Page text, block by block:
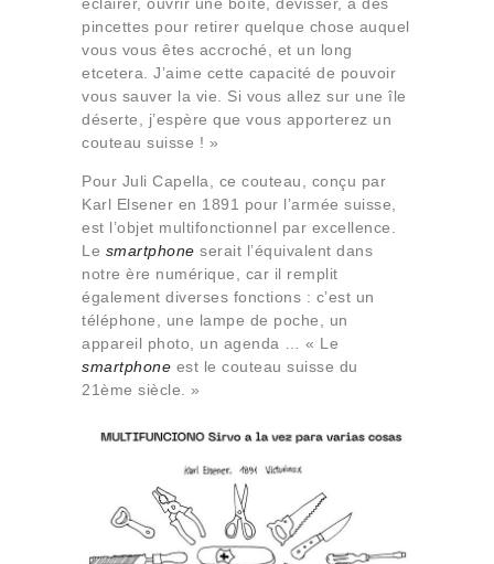
pincettes pour retirer quelque chose auquel
vous vous êtes accroché, et un long
etcetera. J’aime cette capacité de pouvoir
vous sauver la vie. Si vous allez sur une île
déserte, j’espère que vous apporterez un
couteau suisse ! »
Pour Juli Capella, ce couteau, conçu par
Karl Elsener en 1891 pour l’armée suisse,
est l’objet multifonctionnel par excellence.
Le smartphone serait l’équivalent dans
notre ère numérique, car il remplit
également diverses fonctions : c’est un
téléphone, une lampe de poche, un
appareil photo, un agenda … « Le
smartphone est le couteau suisse du
21ème siècle. »